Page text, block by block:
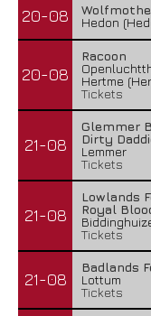
20-08
Hedon
20-08
Racoon
Hertme
Tickets
21-08
Glemmer
Dirty
Lemmer
Tickets
21-08
Lowlands
Royal
Tickets
21-08
Badlands
Lottum
Tickets